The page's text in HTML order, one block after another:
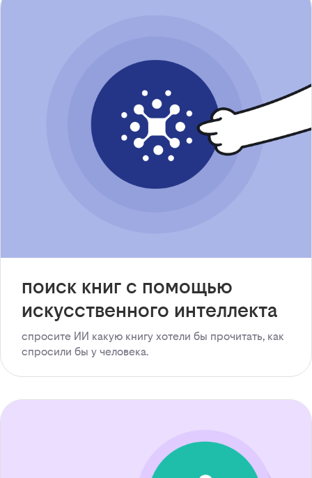
поиск книг с помощью
искусственного интеллекта
спросите ИИ какую книгу хотели бы прочитать, как
спросили бы у человека.